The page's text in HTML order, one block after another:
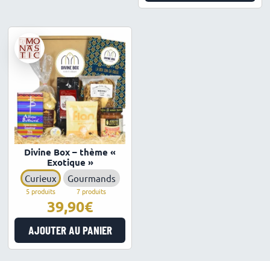
Divine Box – thème «
Exotique »
Curieux
5 produits
Gourmands
7 produits
39,90
AJOUTER AU PANIER